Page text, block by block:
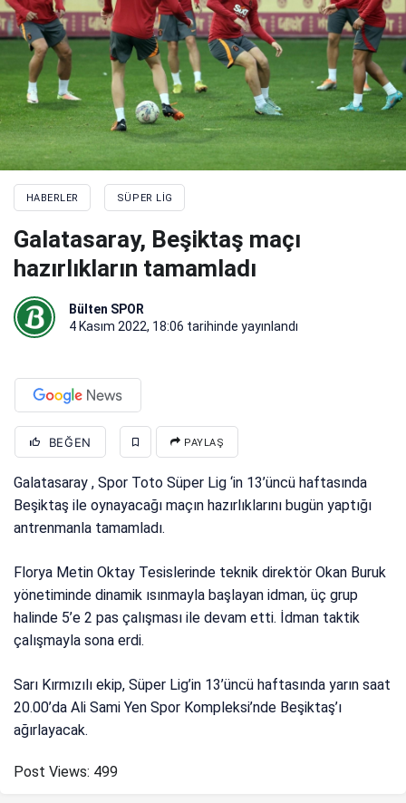
HABERLER SÜPER LIG
Galatasaray, Beşiktaş maçı
hazırlıkların tamamladı
Bülten SPOR
4 Kasım 2022, 18:06 tarihinde yayınlandı
BEĞEN PAYLAŞ
Galatasaray , Spor Toto Süper Lig ‘in 13’üncü haftasında
Beşiktaş ile oynayacağı maçın hazırlıklarını bugün yaptığı
antrenmanla tamamladı.
Florya Metin Oktay Tesislerinde teknik direktör Okan Buruk
yönetiminde dinamik ısınmayla başlayan idman, üç grup
halinde 5’e 2 pas çalışması ile devam etti. İdman taktik
çalışmayla sona erdi.
Sarı Kırmızılı ekip, Süper Lig’in 13’üncü haftasında yarın saat
20.00’da Ali Sami Yen Spor Kompleksi’nde Beşiktaş’ı
ağırlayacak.
Post Views: 499